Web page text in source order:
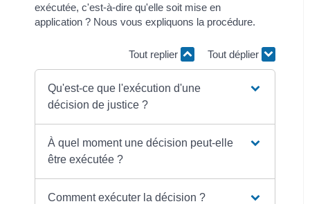
exécutée, c'est-à-dire qu'elle soit mise en
application ? Nous vous expliquons la procédure.
Tout replier Tout déplier
Qu'est-ce que l'exécution d'une
décision de justice ?
À quel moment une décision peut-elle
être exécutée ?
Comment exécuter la décision ?